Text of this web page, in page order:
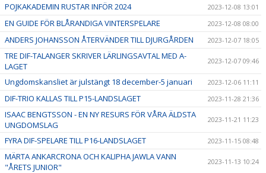
POJKAKADEMIN RUSTAR INFÖR 2024 2023-12-08 13:01
EN GUIDE FÖR BLÅRANDIGA VINTERSPELARE 2023-12-08 08:00
ANDERS JOHANSSON ÅTERVÄNDER TILL DJURGÅRDEN 2023-12-07 18:05
TRE DIF-TALANGER SKRIVER LÄRLINGSAVTAL MED A-
LAGET
2023-12-07 09:46
Ungdomskansliet är julstängt 18 december-5 januari 2023-12-06 11:11
DIF-TRIO KALLAS TILL P15-LANDSLAGET 2023-11-28 21:36
ISAAC BENGTSSON - EN NY RESURS FÖR VÅRA ÄLDSTA
UNGDOMSLAG
2023-11-21 11:23
FYRA DIF-SPELARE TILL P16-LANDSLAGET 2023-11-15 08:48
MÄRTA ANKARCRONA OCH KALIPHA JAWLA VANN
"ÅRETS JUNIOR"
2023-11-13 10:24